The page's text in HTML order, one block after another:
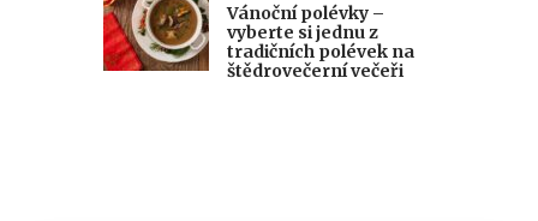
Vánoční polévky –
vyberte si jednu z
tradičních polévek na
štědrovečerní večeři